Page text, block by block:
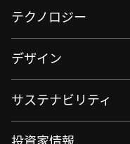
テクノロジー
デザイン
サステナビリティ